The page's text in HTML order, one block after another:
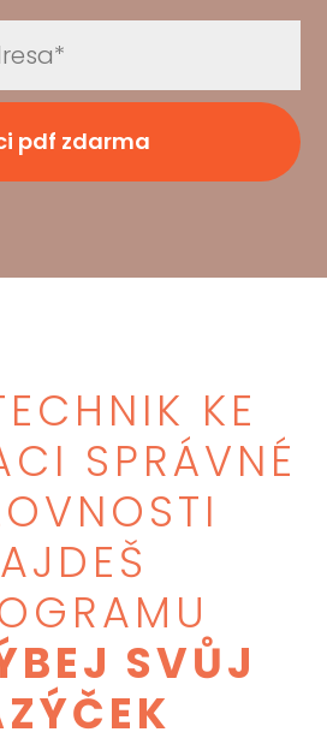
pdf zdarma
KE
SPRÁVNÉ
SVŮJ